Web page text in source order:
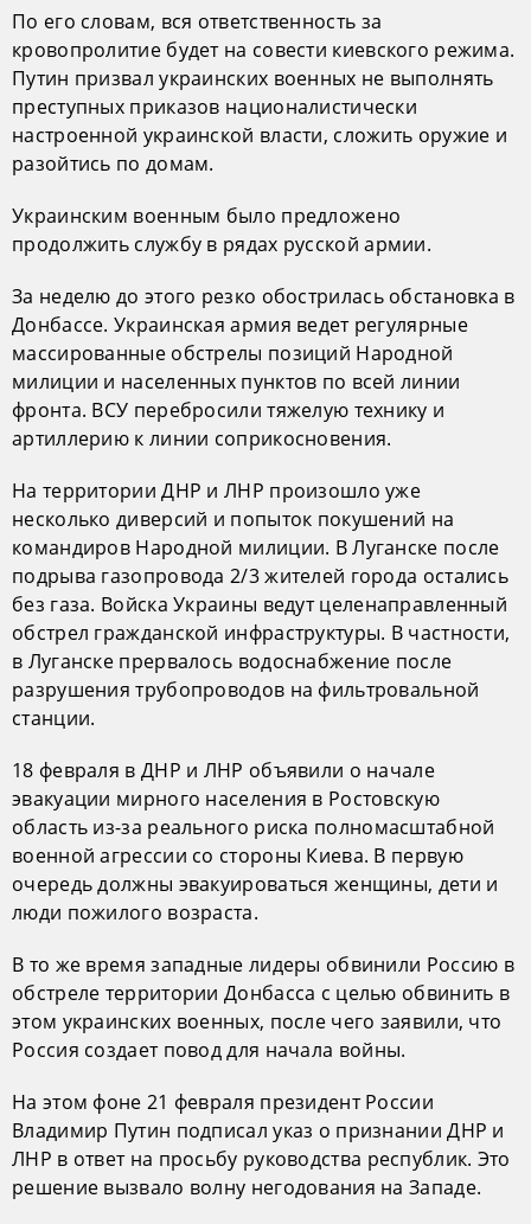
По его словам, вся ответственность за
кровопролитие будет на совести киевского режима.
Путин призвал украинских военных не выполнять
преступных приказов националистически
настроенной украинской власти, сложить оружие и
разойтись по домам.
Украинским военным было предложено
продолжить службу в рядах русской армии.
За неделю до этого резко обострилась обстановка в
Донбассе. Украинская армия ведет регулярные
массированные обстрелы позиций Народной
милиции и населенных пунктов по всей линии
фронта. ВСУ перебросили тяжелую технику и
артиллерию к линии соприкосновения.
На территории ДНР и ЛНР произошло уже
несколько диверсий и попыток покушений на
командиров Народной милиции. В Луганске после
подрыва газопровода 2/3 жителей города остались
без газа. Войска Украины ведут целенаправленный
обстрел гражданской инфраструктуры. В частности,
в Луганске прервалось водоснабжение после
разрушения трубопроводов на фильтровальной
станции.
18 февраля в ДНР и ЛНР объявили о начале
эвакуации мирного населения в Ростовскую
область из-за реального риска полномасштабной
военной агрессии со стороны Киева. В первую
очередь должны эвакуироваться женщины, дети и
люди пожилого возраста.
В то же время западные лидеры обвинили Россию в
обстреле территории Донбасса с целью обвинить в
этом украинских военных, после чего заявили, что
Россия создает повод для начала войны.
На этом фоне 21 февраля президент России
Владимир Путин подписал указ о признании ДНР и
ЛНР в ответ на просьбу руководства республик. Это
решение вызвало волну негодования на Западе.